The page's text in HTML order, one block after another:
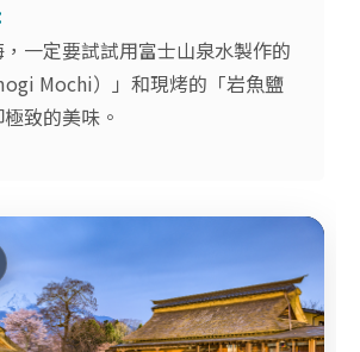
一定要試試用富士山泉水製作的
Mochi）」和現烤的「岩魚鹽
致的美味。